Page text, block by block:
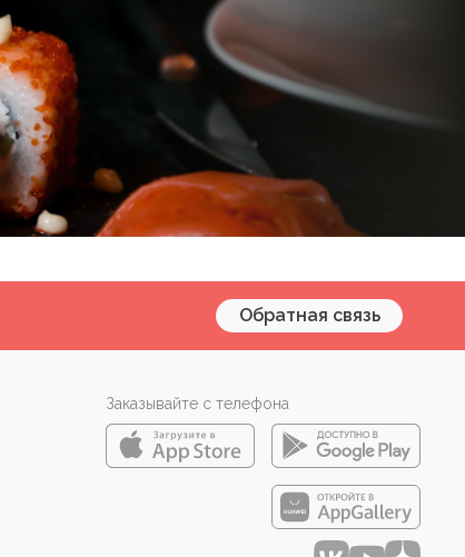
Обратная связь
Заказывайте с телефона